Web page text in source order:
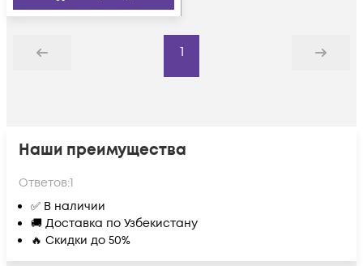
Назад
1
Дальше
Наши преимущества
Ответов:1
✅ В наличии
🚚 Доставка по Узбекистану
🔥 Скидки до 50%